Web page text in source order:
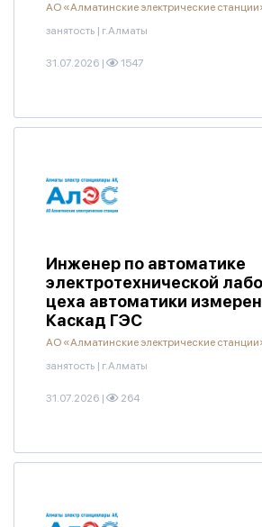
АО «Алматинские электрические
занятость | г.Алматы
31.07.2026 | 1547
Инженер по автоматике
электротехнической
цеха автоматики
Каскад ГЭС
АО «Алматинские электрические
занятость | г.Алматы
31.07.2026 | 264